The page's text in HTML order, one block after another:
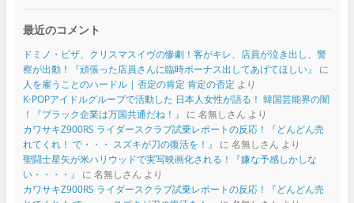
最近のコメント
ドミノ・ピザ、クリスマスイヴの惨劇！客がキレ、店員が泣き出し、警
察が出動！『頑張った店員さんに臨時ボーナス出してあげてほしい』
に
人を雇うことのハードル | 否定の肯定 肯定の否定 より
K-POPアイドルグループで活動した 日本人女性が語る！ 韓国芸能界の闇
！『ブラック企業は万国共通だね！』
に 名無しさん より
カワサキZ900RS ライダースクラブ試乗レポートの反応！『どんどん売
れてくれ！ で・・・ スズキが刀の復活を！』
に 名無しさん より
聖闘士星矢が米ハリウッドで実写映画化される！『嫌な予感しかしな
い・・・・』
に 名無しさん より
カワサキZ900RS ライダースクラブ試乗レポートの反応！『どんどん売